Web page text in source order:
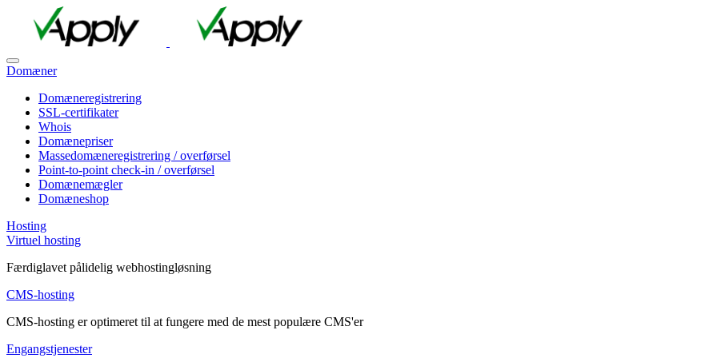
Domæner
Domæneregistrering
SSL-certifikater
Whois
Domænepriser
Massedomæneregistrering / overførsel
Point-to-point check-in / overførsel
Domænemægler
Domæneshop
Hosting
Virtuel hosting
Færdiglavet pålidelig webhostingløsning
CMS-hosting
CMS-hosting er optimeret til at fungere med de mest populære CMS'er
Engangstjenester